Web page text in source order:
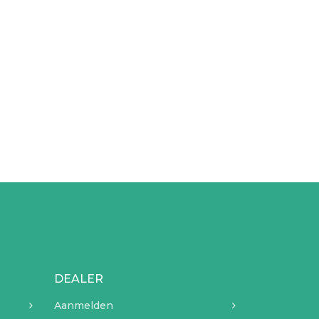
DEALER
Aanmelden